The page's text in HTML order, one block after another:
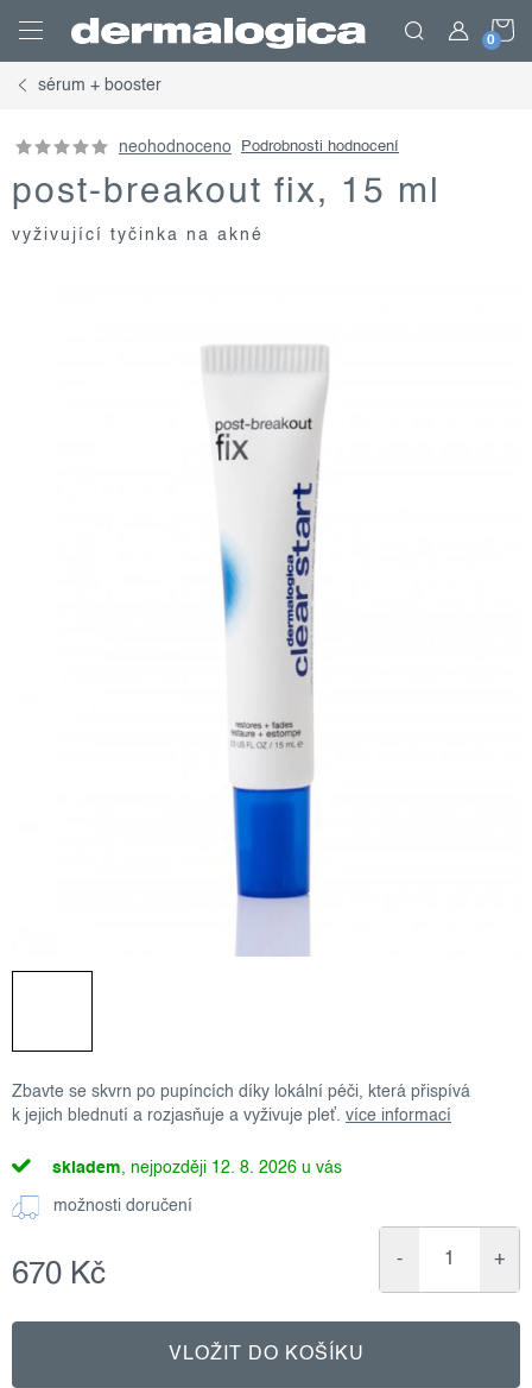
obsah
sérum + booster
neohodnoceno Podrobnosti hodnocení
post-breakout fix, 15 ml
vyživující tyčinka na akné
Zbavte se skvrn po pupíncích díky lokální péči, která přispívá
k jejich blednutí a rozjasňuje a vyživuje pleť. více informací
skladem 12. 8. 2026
možnosti doručení
670 Kč
cena:
VLOŽIT DO KOŠÍKU